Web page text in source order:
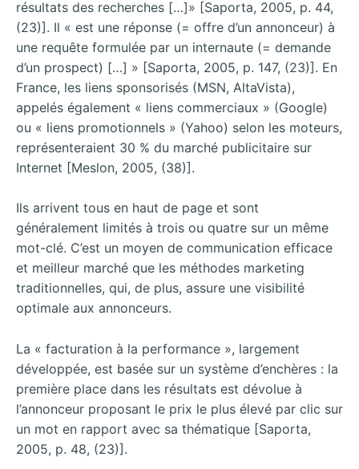
résultats des recherches […]» [Saporta, 2005, p. 44,
(23)]. Il « est une réponse (= offre d’un annonceur) à
une requête formulée par un internaute (= demande
d’un prospect) […] » [Saporta, 2005, p. 147, (23)]. En
France, les liens sponsorisés (MSN, AltaVista),
appelés également « liens commerciaux » (Google)
ou « liens promotionnels » (Yahoo) selon les moteurs,
représenteraient 30 % du marché publicitaire sur
Internet [Meslon, 2005, (38)].
Ils arrivent tous en haut de page et sont
généralement limités à trois ou quatre sur un même
mot-clé. C’est un moyen de communication efficace
et meilleur marché que les méthodes marketing
traditionnelles, qui, de plus, assure une visibilité
optimale aux annonceurs.
La « facturation à la performance », largement
développée, est basée sur un système d’enchères : la
première place dans les résultats est dévolue à
l’annonceur proposant le prix le plus élevé par clic sur
un mot en rapport avec sa thématique [Saporta,
2005, p. 48, (23)].